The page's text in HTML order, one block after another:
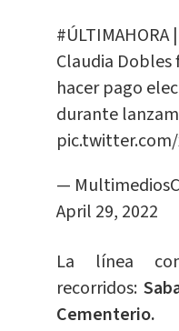
#ÚLTIMAHORA|
Claudia
hacer pago
durante
—
April 29, 2022
La línea
recorridos:
Cementerio.